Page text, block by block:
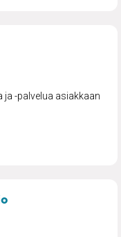
-palvelua asiakkaan